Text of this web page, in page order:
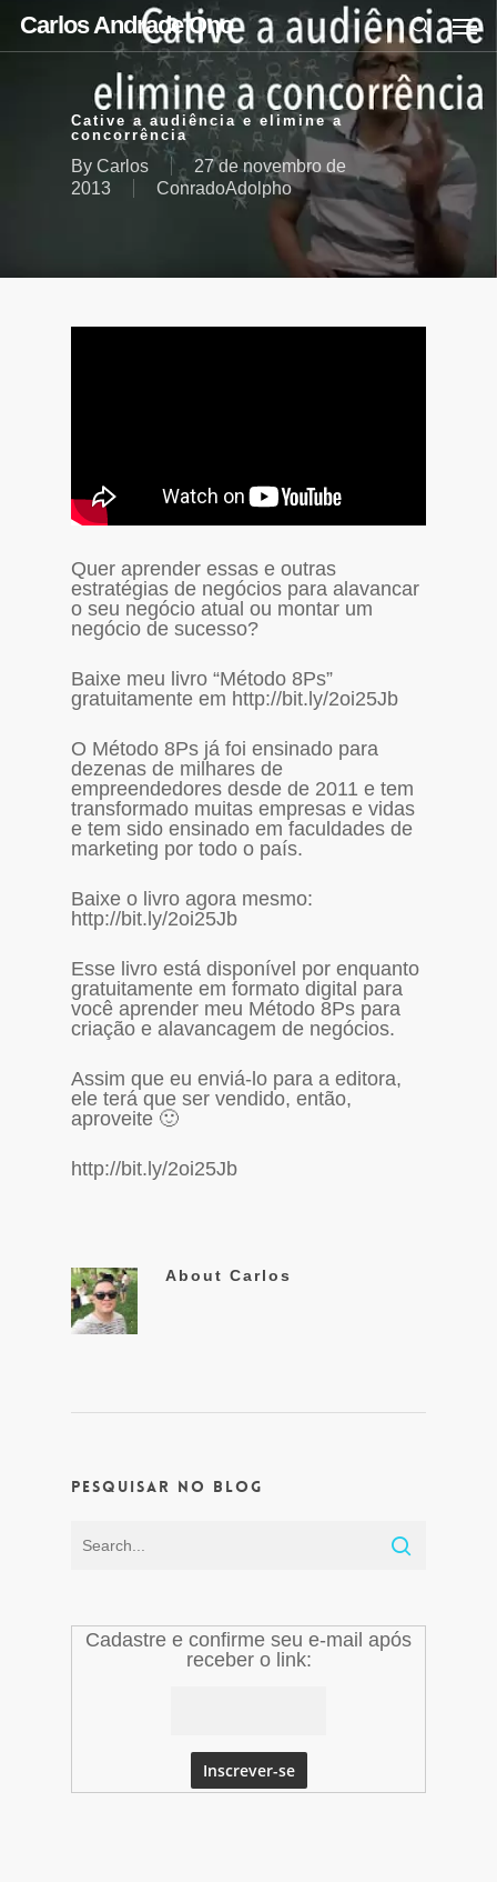
Carlos Andrade Ono
Cative a audiência e elimine a
concorrência
By Carlos
27 de novembro de
2013
ConradoAdolpho
Quer aprender essas e outras
estratégias de negócios para alavancar
o seu negócio atual ou montar um
negócio de sucesso?
Baixe meu livro “Método 8Ps”
gratuitamente em http://bit.ly/2oi25Jb
O Método 8Ps já foi ensinado para
dezenas de milhares de
empreendedores desde de 2011 e tem
transformado muitas empresas e vidas
e tem sido ensinado em faculdades de
marketing por todo o país.
Baixe o livro agora mesmo:
http://bit.ly/2oi25Jb
Esse livro está disponível por enquanto
gratuitamente em formato digital para
você aprender meu Método 8Ps para
criação e alavancagem de negócios.
Assim que eu enviá-lo para a editora,
ele terá que ser vendido, então,
aproveite 🙂
http://bit.ly/2oi25Jb
About Carlos
Pesquisar no Blog
Cadastre e confirme seu e-mail após
receber o link: